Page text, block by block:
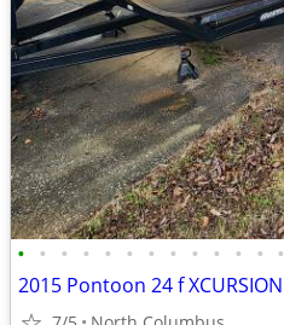
• • • • • • • • • • • • •
2015 Pontoon 24 f XCURSION